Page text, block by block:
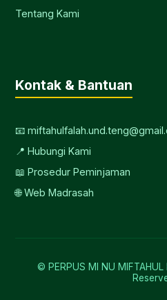
Tentang Kami
Kontak & Bantuan
📧
📍 Hubungi Kami
📖 Prosedur Peminjaman
🌐 Web Madrasah
© PERPUS MI NU MIFTAHUL